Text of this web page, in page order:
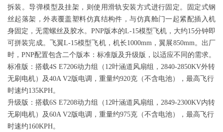
拆装。导弹模型及挂架，则使用滑轨安装方式进行固定。固定式钢
丝起落架，外表覆盖塑料仿真结构件，与仿真舱门一起紧配插入机
身固定，无需螺丝及胶水。PNP版本的L-15模型飞机，大约15分钟即
可拼装完成。飞翼L-15模型飞机，机长1000mm，翼展850mm。出厂
时，PNP配置包含二个版本：标准版及升级版，以适应不同的需求。
标准版：搭载4S E7206动力组（12叶涵道风扇组，2840-2850KV外转
无刷电机）及40A V2版电调，重量约920克（不含电池），最高飞行
时速约135KPH。
升级版：搭载6S E7208动力组（12叶涵道风扇组，2849-2300KV内转
无刷电机）及60A V2版电调，重量约975克（不含电池），最高飞行
时速约160KPH。